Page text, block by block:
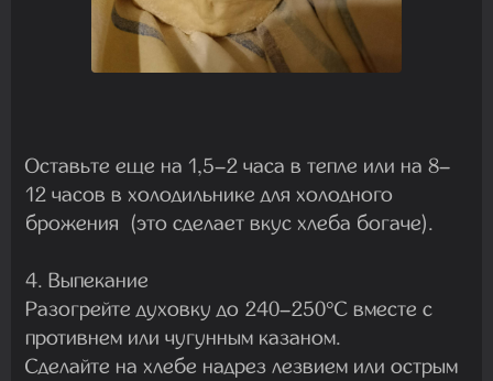
Оставьте еще на 1,5–2 часа в тепле или на 8–
12 часов в холодильнике для холодного
брожения (это сделает вкус хлеба богаче).
4. Выпекание
Разогрейте духовку до 240–250°C вместе с
противнем или чугунным казаном.
Сделайте на хлебе надрез лезвием или острым